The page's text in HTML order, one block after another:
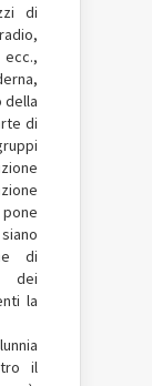
di
della
di
di
dei
la
il